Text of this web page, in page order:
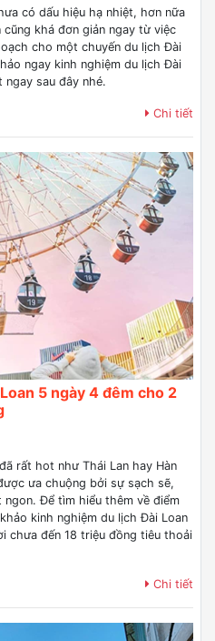
có dấu hiệu hạ nhiệt, hơn nữa
khá đơn giản ngay từ việc
cho một chuyến du lịch Đài
ngay kinh nghiệm du lịch Đài
ngay sau đây nhé.
Chi tiết
5 ngày 4 đêm cho 2
rất hot như Thái Lan hay Hàn
ưa chuộng bởi sự sạch sẽ,
Để tìm hiểu thêm về điểm
kinh nghiệm du lịch Đài Loan
chưa đến 18 triệu đồng tiêu thoải
Chi tiết